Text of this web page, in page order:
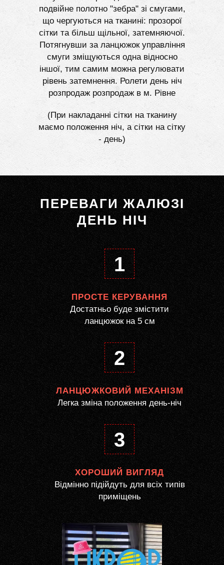
подвійне полотно "зебра" зі смугами,
що чергуються на тканині: прозорої
сітки та більш щільної, затемняючої.
Потягнувши за ланцюжок управління
смуги зміщуються одна відносно
іншої, тим самим можна регулювати
рівень затемнення. Ролети день ніч
розпродаж розпродаж в м. Рівне
(При накладанні сітки на тканину
маємо положення ніч, а сітки на сітку
- день)
ПЕРЕВАГИ ЖАЛЮЗІ
ДЕНЬ НІЧ
1
ПРОСТЕ КЕРУВАННЯ
Достатньо буде змістити
ланцюжок на 5 см
2
ЛАНЦЮЖКОВИЙ МЕХАНІЗМ
Легка зміна положення день-ніч
3
ХОРОШИЙ ВИГЛЯД
Відмінно підійдуть для всіх типів
приміщень